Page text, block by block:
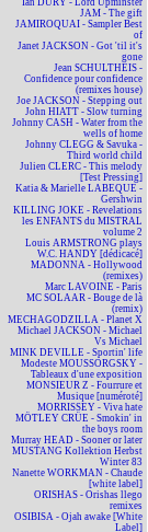
Ian DURY - Lord Upminster
JAM - The gift
JAMIROQUAI - Sampler Best
of
Janet JACKSON - Got 'til it's
gone
Jean SCHULTHEIS -
Confidence pour confidence
(remixes house)
Joe JACKSON - Stepping out
John HIATT - Slow turning
Johnny CASH - Water from the
wells of home
Johnny CLEGG & Savuka -
Third world child
Julien CLERC - This melody
[Test Pressing]
Katia & Marielle LABEQUE -
Gershwin
KILLING JOKE - Revelations
les ENFANTS du MISTRAL
volume 2
Louis ARMSTRONG plays
W.C. HANDY [dédicacé]
MADONNA - Hollywood
(remixes)
Marc LAVOINE - Paris
MC SOLAAR - Bouge de là
(remix)
MECHAGODZILLA - Planet X
Michael JACKSON - Michael
Vs Michael
MINK DEVILLE - Sportin' life
Modeste MOUSSORGSKY -
Tableaux d'une exposition
MONSIEUR Z - Fourrure et
Musique [numéroté]
MORRISSEY - Viva hate
MÖTLEY CRÜE - Smokin' in
the boys room
Murray HEAD - Sooner or later
MUSTANG Kollektion Herbst
Winter 83
Nanette WORKMAN - Chaude
[white label]
ORISHAS - Orishas llego
remixes
OSIBISA - Ojah awake [White
Label]